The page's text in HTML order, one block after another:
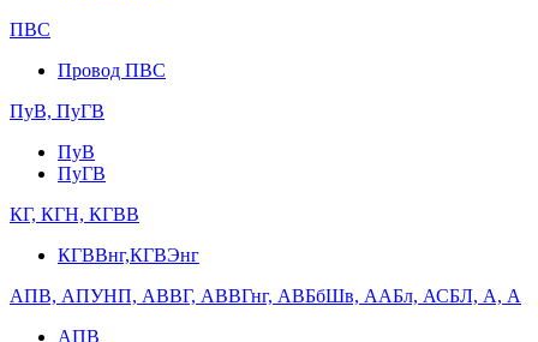
ПВС
Провод ПВС
ПуВ, ПуГВ
ПуВ
ПуГВ
КГ, КГН, КГВВ
КГВВнг,КГВЭнг
АПВ, АПУНП, АВВГ, АВВГнг, АВБбШв, ААБл, АСБЛ, А, А
АПВ